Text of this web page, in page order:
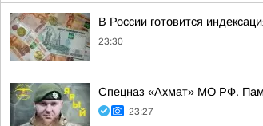
В России готовится
23:30
Спецназ «Ахмат» МО РФ.
23:27